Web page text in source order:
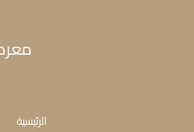
الرئيسية